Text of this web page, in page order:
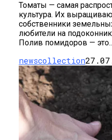
Томаты — самая
культура. Их
собственники
любители на
Полив помидоров —
newscollection